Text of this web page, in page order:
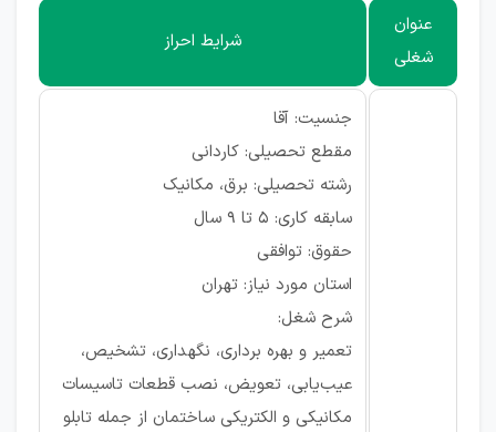
عنوان
شغلی
شرایط احراز
جنسیت: آقا
مقطع تحصیلی: کاردانی
رشته تحصیلی: برق، مکانیک
سابقه کاری: ۵ تا ۹ سال
حقوق: توافقی
استان مورد نیاز: تهران
شرح شغل:
تعمیر و بهره برداری، نگهداری، تشخیص،
عیب‌یابی، تعویض، نصب قطعات تاسیسات
مکانیکی و الکتریکی ساختمان از جمله تابلو